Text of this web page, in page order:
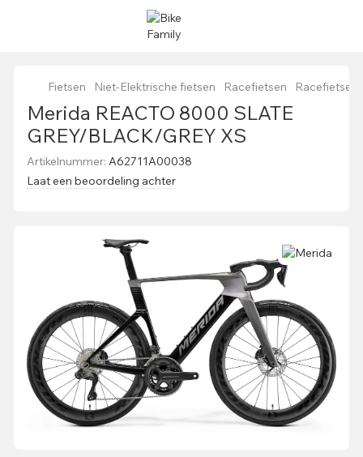
Fietsen Niet-Elektrische fietsen Racefietsen Racefietsen
Merida REACTO 8000 SLATE
GREY/BLACK/GREY XS
Artikelnummer: A62711A00038
Laat een beoordeling achter